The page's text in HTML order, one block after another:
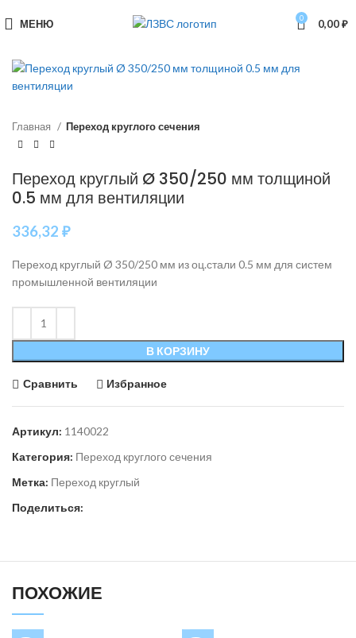
МЕНЮ 0 0,00₽
Главная Переход круглого сечения
Переход круглый Ø 350/250 мм толщиной
0.5 мм для вентиляции
336,32 ₽
Переход круглый Ø 350/250 мм из оц.стали 0.5 мм для систем
промышленной вентиляции
В КОРЗИНУ
Сравнить Избранное
Артикул: 1140022
Категория: Переход круглого сечения
Метка: Переход круглый
Поделиться:
ПОХОЖИЕ